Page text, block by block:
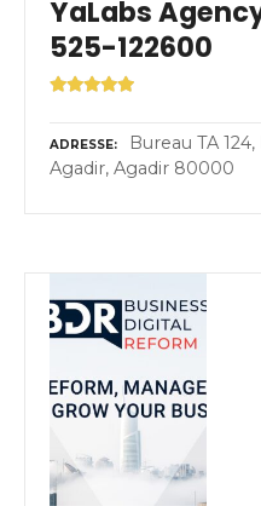
YaLabs
525-122600
ADRESSE
Bureau TA
Agadir, Agadir 80000